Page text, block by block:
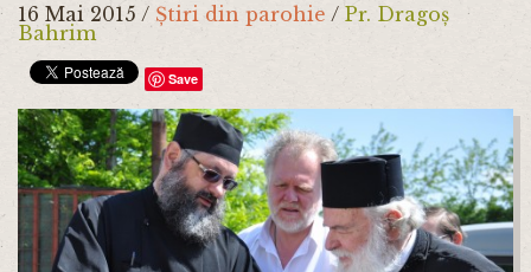
16 Mai 2015 / Știri din parohie / Pr. Dragoș
Bahrim
Save